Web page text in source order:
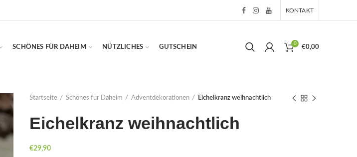
KONTAKT
SCHÖNES FÜR DAHEIM NÜTZLICHES GUTSCHEIN
0
€0,00
Startseite Schönes für Daheim Adventdekorationen Eichelkranz weihnachtlich
Eichelkranz weihnachtlich
€29,90